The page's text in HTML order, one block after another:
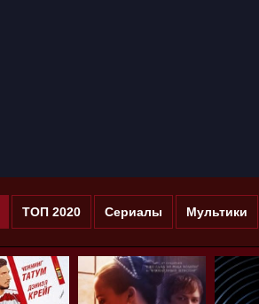
ТОП 2020 Сериалы Мультики